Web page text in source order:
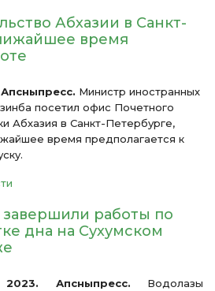
Абхазии в Санкт-
время
Министр иностранных
посетил офис Почетного
Абхазия в Санкт-Петербурге,
время предполагается к
работы по
дна на Сухумском
Апсныпресс. Водолазы